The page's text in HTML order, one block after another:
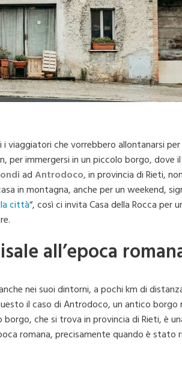
che vorrebbero allontanarsi per
immergersi in un piccolo borgo, dove
adAntrodoco, in provincia di Rieti,
in montagna, anche per un weekend,
città“, così ci invita Casa della Rocca per
all’epoca
nei suoi dintorni, a pochi km di
il caso di Antrodoco, un antico borgo
borgo, che si trova in provincia di Rieti, è
romana, precisamente quando è